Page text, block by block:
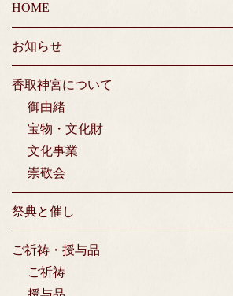
HOME
お知らせ
香取神宮について
御由緒
宝物・文化財
文化事業
崇敬会
祭典と催し
ご祈祷・授与品
ご祈祷